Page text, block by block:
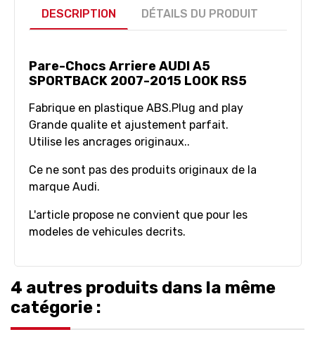
DESCRIPTION DÉTAILS DU PRODUIT
Pare-Chocs Arriere AUDI A5
SPORTBACK 2007-2015 LOOK RS5
Fabrique en plastique ABS.Plug and play
Grande qualite et ajustement parfait.
Utilise les ancrages originaux..
Ce ne sont pas des produits originaux de la
marque Audi.
L'article propose ne convient que pour les
modeles de vehicules decrits.
4 autres produits dans la même
catégorie :